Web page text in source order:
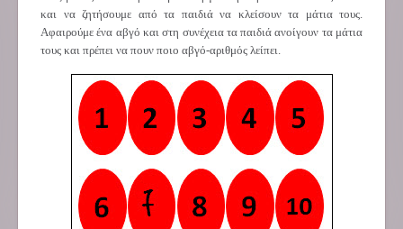
και να ζητήσουμε από τα παιδιά να κλείσουν τα μάτια τους.
Αφαιρούμε ένα αβγό και στη συνέχεια τα παιδιά ανοίγουν τα μάτια
τους και πρέπει να πουν ποιο αβγό-αριθμός λείπει.